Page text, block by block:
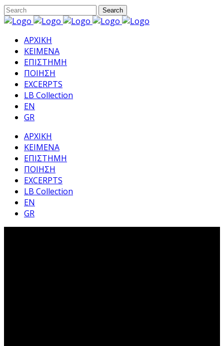
ΑΡΧΙΚΗ
ΚΕΙΜΕΝΑ
ΕΠΙΣΤΗΜΗ
ΠΟΙΗΣΗ
EXCERPTS
LB Collection
EN
GR
ΑΡΧΙΚΗ
ΚΕΙΜΕΝΑ
ΕΠΙΣΤΗΜΗ
ΠΟΙΗΣΗ
EXCERPTS
LB Collection
EN
GR